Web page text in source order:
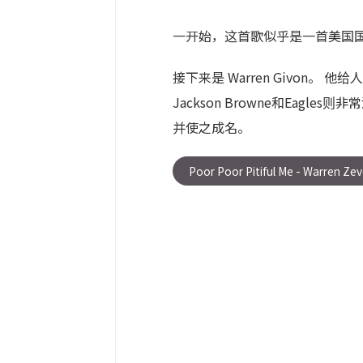
一开始，这首歌似乎是一首美国
接下来是 Warren Givon。 他给
Jackson Browne和Eagles则非
并使之成名。
Poor Poor Pitiful Me - Warren